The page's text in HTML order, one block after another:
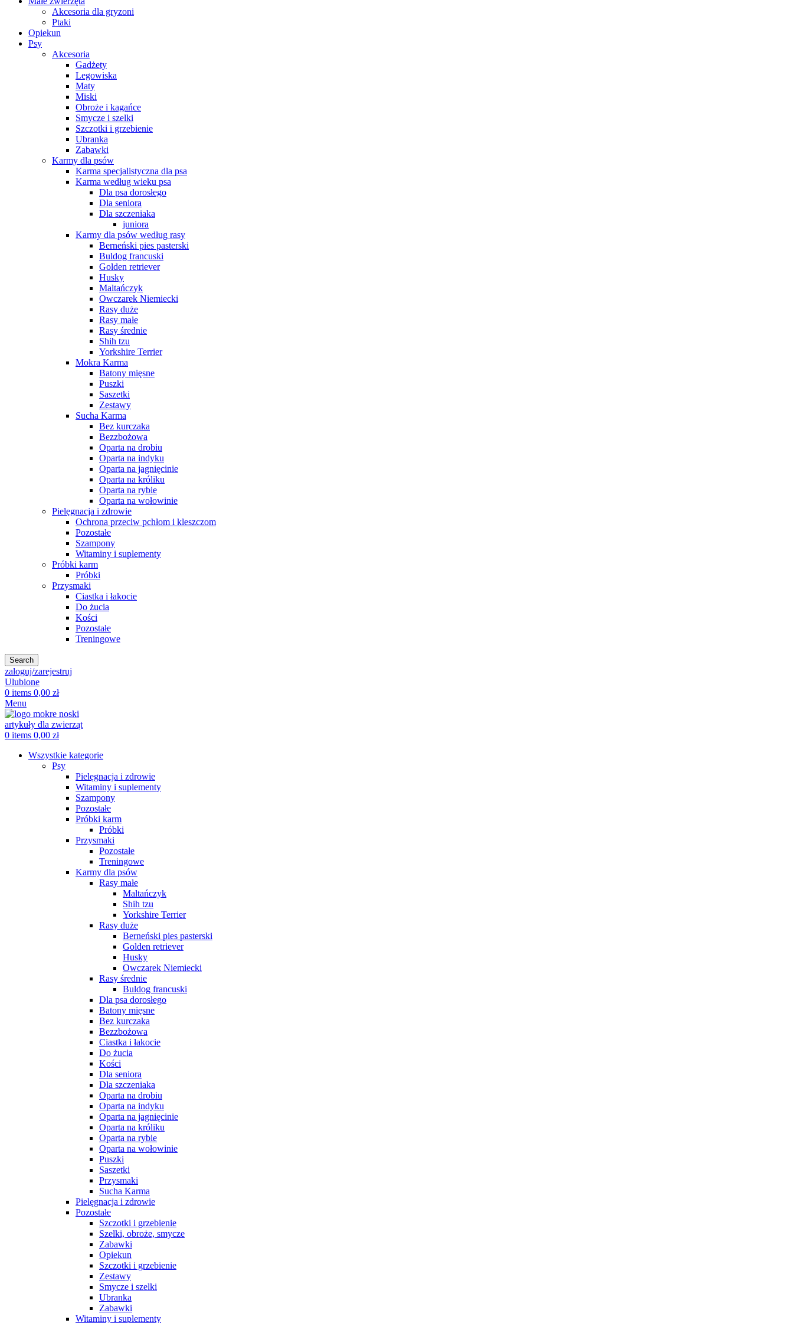
Akcesoria dla gryzoni
Ptaki
Opiekun
Psy
Akcesoria
Gadżety
Legowiska
Maty
Miski
Obroże i kagańce
Smycze i szelki
Szczotki i grzebienie
Ubranka
Zabawki
Karmy dla psów
Karma specjalistyczna dla psa
Karma według wieku psa
Dla psa dorosłego
Dla seniora
Dla szczeniaka
juniora
Karmy dla psów według rasy
Berneński pies pasterski
Buldog francuski
Golden retriever
Husky
Maltańczyk
Owczarek Niemiecki
Rasy duże
Rasy małe
Rasy średnie
Shih tzu
Yorkshire Terrier
Mokra Karma
Batony mięsne
Puszki
Saszetki
Zestawy
Sucha Karma
Bez kurczaka
Bezzbożowa
Oparta na drobiu
Oparta na indyku
Oparta na jagnięcinie
Oparta na króliku
Oparta na rybie
Oparta na wołowinie
Pielęgnacja i zdrowie
Ochrona przeciw pchłom i kleszczom
Pozostałe
Szampony
Witaminy i suplementy
Próbki karm
Próbki
Przysmaki
Ciastka i łakocie
Do żucia
Kości
Pozostałe
Treningowe
Search
zaloguj/zarejestruj
Ulubione
0 items 0,00 zł
Menu
0 items 0,00 zł
Wszystkie kategorie
Psy
Pielęgnacja i zdrowie
Witaminy i suplementy
Szampony
Pozostałe
Próbki karm
Próbki
Przysmaki
Pozostałe
Treningowe
Karmy dla psów
Rasy małe
Maltańczyk
Shih tzu
Yorkshire Terrier
Rasy duże
Berneński pies pasterski
Golden retriever
Husky
Owczarek Niemiecki
Rasy średnie
Buldog francuski
Dla psa dorosłego
Batony mięsne
Bez kurczaka
Bezzbożowa
Ciastka i łakocie
Do żucia
Kości
Dla seniora
Dla szczeniaka
Oparta na drobiu
Oparta na indyku
Oparta na jagnięcinie
Oparta na króliku
Oparta na rybie
Oparta na wołowinie
Puszki
Saszetki
Przysmaki
Sucha Karma
Pielęgnacja i zdrowie
Pozostałe
Szczotki i grzebienie
Szelki, obroże, smycze
Zabawki
Opiekun
Szczotki i grzebienie
Zestawy
Smycze i szelki
Ubranka
Zabawki
Witaminy i suplementy